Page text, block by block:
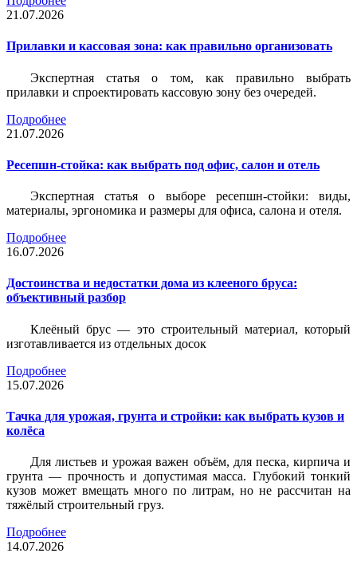
21.07.2026
Прилавки и кассовая зона: как правильно организовать
Экспертная статья о том, как правильно выбрать
прилавки и спроектировать кассовую зону без очередей.
Подробнее
21.07.2026
Ресепшн-стойка: как выбрать под офис, салон и отель
Экспертная статья о выборе ресепшн-стойки: виды,
материалы, эргономика и размеры для офиса, салона и отеля.
Подробнее
16.07.2026
Достоинства и недостатки дома из клееного бруса:
объективный разбор
Клеёный брус — это строительный материал, который
изготавливается из отдельных досок
Подробнее
15.07.2026
Тачка для урожая, грунта и стройки: как выбрать кузов и
колёса
Для листьев и урожая важен объём, для песка, кирпича и
грунта — прочность и допустимая масса. Глубокий тонкий
кузов может вмещать много по литрам, но не рассчитан на
тяжёлый строительный груз.
Подробнее
14.07.2026